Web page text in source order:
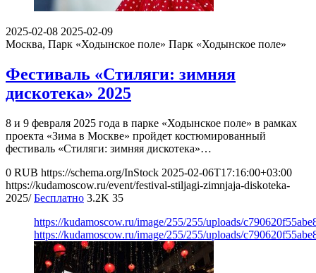
2025-02-08 2025-02-09
Москва, Парк «Ходынское поле» Парк «Ходынское поле»
Фестиваль «Стиляги: зимняя
дискотека» 2025
8 и 9 февраля 2025 года в парке «Ходынское поле» в рамках
проекта «Зима в Москве» пройдет костюмированный
фестиваль «Стиляги: зимняя дискотека»…
0 RUB https://schema.org/InStock 2025-02-06T17:16:00+03:00
https://kudamoscow.ru/event/festival-stiljagi-zimnjaja-diskoteka-
2025/ Бесплатно 3.2K 35
https://kudamoscow.ru/image/255/255/uploads/
https://kudamoscow.ru/image/255/255/uploads/